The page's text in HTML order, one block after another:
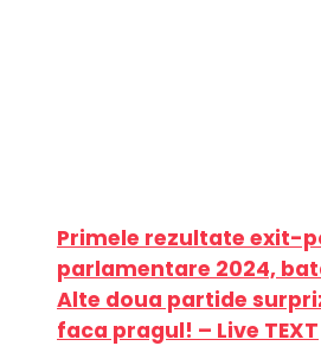
Primele rezultate exit-
parlamentare 2024,
Alte doua partide
faca pragul! – Live TEXT